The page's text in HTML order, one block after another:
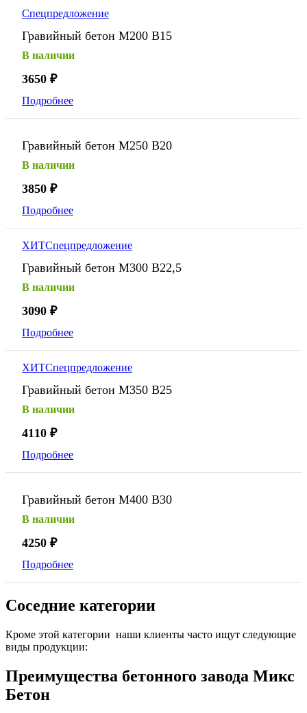
Спецпредложение
Гравийный бетон М200 В15
В наличии
3650 ₽
Подробнее
Гравийный бетон М250 В20
В наличии
3850 ₽
Подробнее
ХИТСпецпредложение
Гравийный бетон М300 В22,5
В наличии
3090 ₽
Подробнее
ХИТСпецпредложение
Гравийный бетон М350 В25
В наличии
4110 ₽
Подробнее
Гравийный бетон М400 В30
В наличии
4250 ₽
Подробнее
Соседние категории
Кроме этой категории наши клиенты часто ищут следующие
виды продукции:
Преимущества бетонного завода Микс
Бетон